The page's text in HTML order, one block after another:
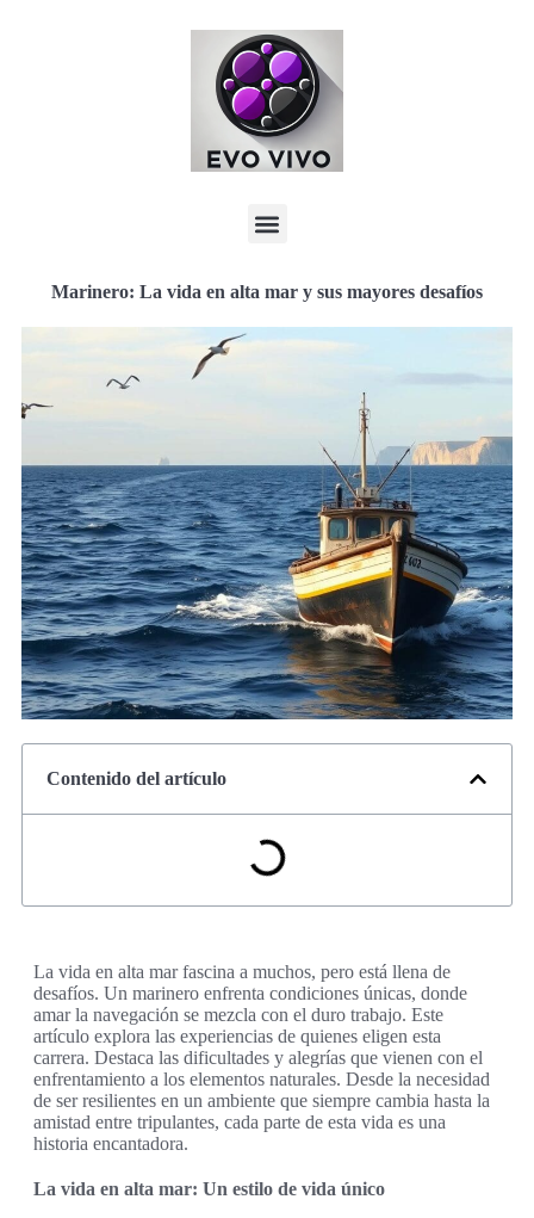
Marinero: La vida en alta mar y sus mayores desafíos
Contenido del artículo
La vida en alta mar fascina a muchos, pero está llena de
desafíos. Un marinero enfrenta condiciones únicas, donde
amar la navegación se mezcla con el duro trabajo. Este
artículo explora las experiencias de quienes eligen esta
carrera. Destaca las dificultades y alegrías que vienen con el
enfrentamiento a los elementos naturales. Desde la necesidad
de ser resilientes en un ambiente que siempre cambia hasta la
amistad entre tripulantes, cada parte de esta vida es una
historia encantadora.
La vida en alta mar: Un estilo de vida único